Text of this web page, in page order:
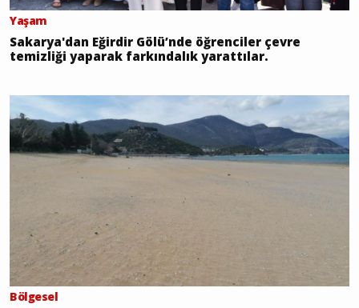
Yaşam
Sakarya'dan Eğirdir Gölü’nde öğrenciler çevre
temizliği yaparak farkındalık yarattılar.
Bölgesel